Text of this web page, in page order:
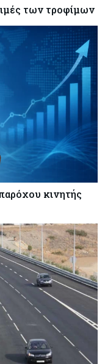
07-08-2026
Αναζητά
07-08-2026
τον
των τροφίμων
κινητής